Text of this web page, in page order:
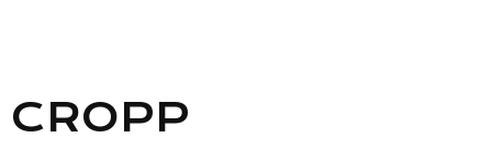
CROPP